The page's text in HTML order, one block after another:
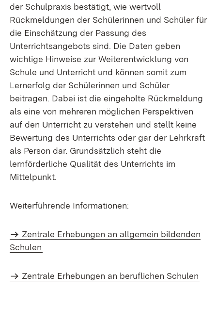
der Schulpraxis bestätigt, wie wertvoll
Rückmeldungen der Schülerinnen und Schüler für
die Einschätzung der Passung des
Unterrichtsangebots sind. Die Daten geben
wichtige Hinweise zur Weiterentwicklung von
Schule und Unterricht und können somit zum
Lernerfolg der Schülerinnen und Schüler
beitragen. Dabei ist die eingeholte Rückmeldung
als eine von mehreren möglichen Perspektiven
auf den Unterricht zu verstehen und stellt keine
Bewertung des Unterrichts oder gar der Lehrkraft
als Person dar. Grundsätzlich steht die
lernförderliche Qualität des Unterrichts im
Mittelpunkt.
Weiterführende Informationen:
Zentrale Erhebungen an allgemein bildenden
Schulen
Zentrale Erhebungen an beruflichen Schulen